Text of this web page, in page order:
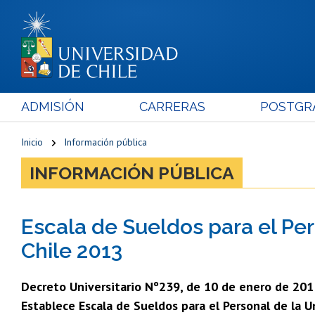
ADMISIÓN CARRERAS
Inicio Información pública
INFORMACIÓN PÚBLICA
Escala de Sueldos para el
Chile 2013
Decreto Universitario Nº239, de 10 de enero de
Establece Escala de Sueldos para el Personal de la